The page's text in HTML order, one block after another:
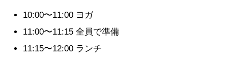
10:00〜11:00 ヨガ
11:00〜11:15 全員で準備
11:15〜12:00 ランチ